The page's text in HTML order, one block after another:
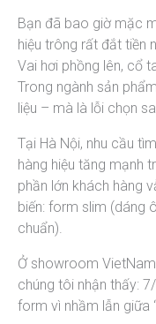
Bạn đã bao giờ mặc
hiệu trông rất đắt tiền
Vai hơi phồng lên, cổ
Trong ngành sản
liệu – mà là lỗi chọn
Tại Hà Nội, nhu cầu
hàng hiệu tăng mạnh
phần lớn khách hàng
biến: form slim (dáng
chuẩn).
Ở showroom
chúng tôi nhận thấy:
form vì nhầm lẫn giữa